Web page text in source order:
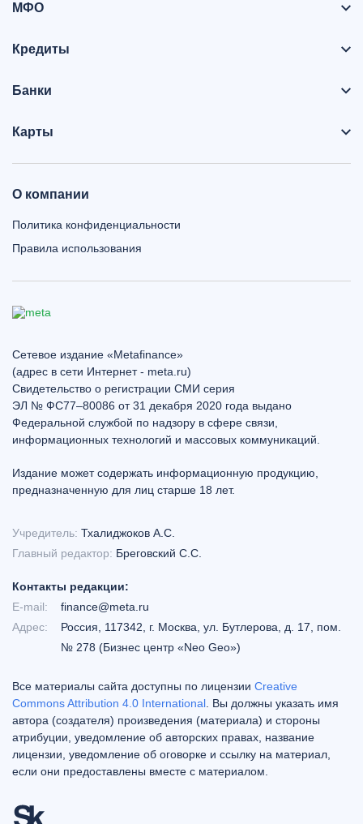
МФО
Кредиты
Банки
Карты
О компании
Политика конфиденциальности
Правила использования
Сетевое издание «Metafinance»
(адрес в сети Интернет - meta.ru)
Свидетельство о регистрации СМИ серия
ЭЛ № ФС77–80086 от 31 декабря 2020 года выдано
Федеральной службой по надзору в сфере связи,
информационных технологий и массовых коммуникаций.
Издание может содержать информационную продукцию,
предназначенную для лиц старше 18 лет.
Учредитель: Тхалиджоков А.С.
Главный редактор: Бреговский С.С.
Контакты редакции:
E-mail:
finance@meta.ru
Адрес:
Россия, 117342, г. Москва, ул. Бутлерова, д. 17, пом.
№ 278 (Бизнес центр «Neo Geo»)
Все материалы сайта доступны по лицензии Creative
Commons Attribution 4.0 International . Вы должны указать имя
автора (создателя) произведения (материала) и стороны
атрибуции, уведомление об авторских правах, название
лицензии, уведомление об оговорке и ссылку на материал,
если они предоставлены вместе с материалом.